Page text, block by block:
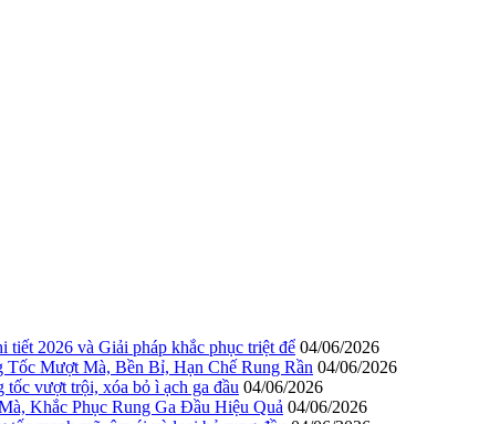
2026 và Giải pháp khắc phục triệt để 04/06/2026
Mượt Mà, Bền Bỉ, Hạn Chế Rung Rần 04/06/2026
vượt trội, xóa bỏ ì ạch ga đầu 04/06/2026
Khắc Phục Rung Ga Đầu Hiệu Quả 04/06/2026